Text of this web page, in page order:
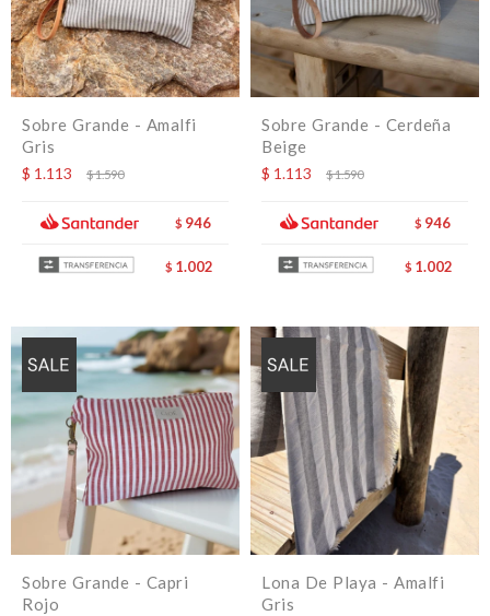
Sobre Grande - Amalfi
Gris
$ 1.113 $1.590
$ 946
$ 1.002
Sobre Grande - Cerdeña
Beige
$ 1.113 $1.590
$ 946
$ 1.002
Sobre Grande - Capri
Rojo
Lona De Playa - Amalfi
Gris